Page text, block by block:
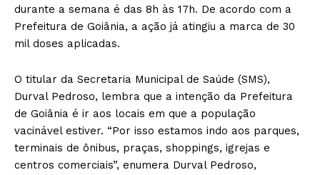
durante a semana é das 8h às 17h. De acordo com a
Prefeitura de Goiânia, a ação já atingiu a marca de 30
mil doses aplicadas.
O titular da Secretaria Municipal de Saúde (SMS),
Durval Pedroso, lembra que a intenção da Prefeitura
de Goiânia é ir aos locais em que a população
vacinável estiver. “Por isso estamos indo aos parques,
terminais de ônibus, praças, shoppings, igrejas e
centros comerciais”, enumera Durval Pedroso,